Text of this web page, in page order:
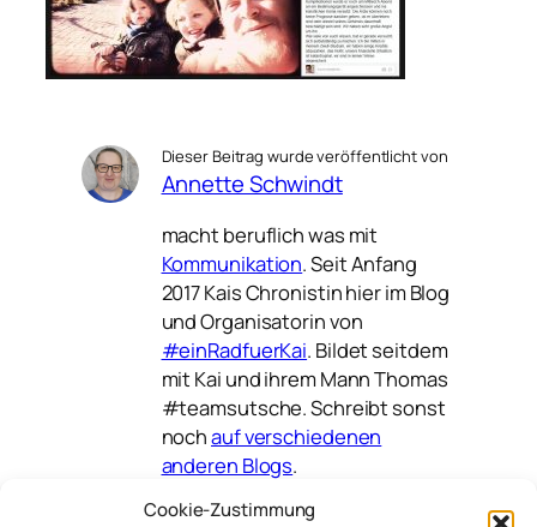
Cookie-Zustimmung
Dieser Beitrag wurde veröffentlicht von
Annette Schwindt
macht beruflich was mit
Kommunikation. Seit Anfang
2017 Kais Chronistin hier im Blog
und Organisatorin von
#einRadfuerKai. Bildet seitdem
mit Kai und ihrem Mann Thomas
#teamsutsche. Schreibt sonst
nochauf verschiedenen
anderen Blogs.